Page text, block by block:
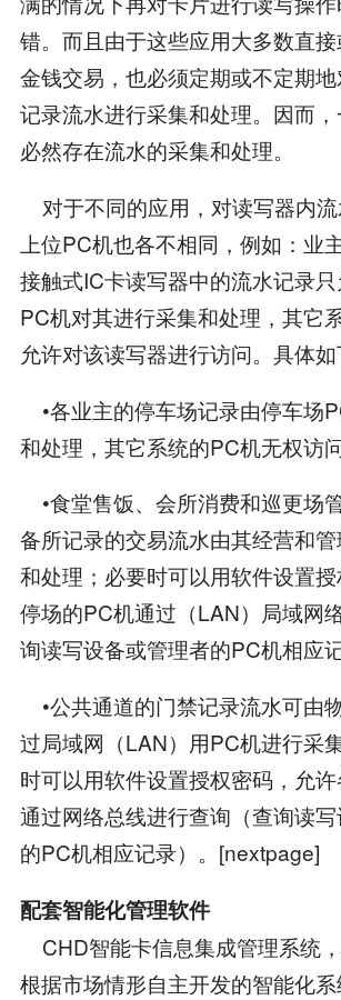
错。而且由于这些应用大多数直
金钱交易，也必须定期或不定期
记录流水进行采集和处理。因而
必然存在流水的采集和处理。
对于不同的应用，对读写器内
上位PC机也各不相同，例如：业
接触式IC卡读写器中的流水记录
PC机对其进行采集和处理，其它
允许对该读写器进行访问。具体如
•各业主的停车场记录由停车场
和处理，其它系统的PC机无权访
•食堂售饭、会所消费和巡更场
备所记录的交易流水由其经营和
和处理；必要时可以用软件设置
停场的PC机通过（LAN）局域网
询读写设备或管理者的PC机相应
•公共通道的门禁记录流水可由
过局域网（LAN）用PC机进行采
时可以用软件设置授权密码，允
通过网络总线进行查询（查询读
的PC机相应记录）。[nextpage]
配套智能化管理软件
CHD智能卡信息集成管理系统
根据市场情形自主开发的智能化系